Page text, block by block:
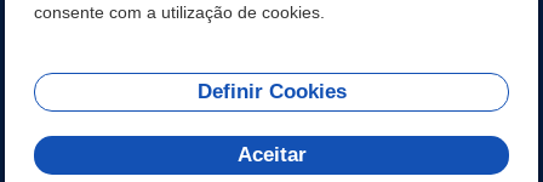
APLICATIVO
REDES SOCIAIS
consente com a utilização de cookies.
Definir Cookies
Aceitar